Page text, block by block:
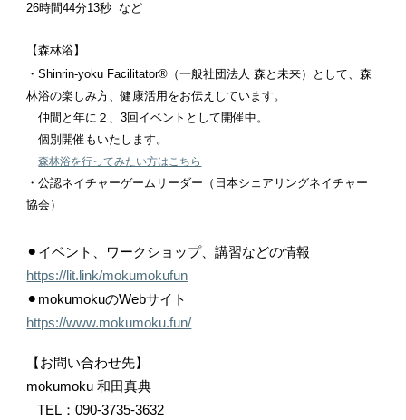
26時間44分13秒 など
【森林浴】
・Shinrin-yoku Facilitator®︎（一般社団法人 森と未来）として、森
林浴の楽しみ方、健康活用をお伝えしています。
仲間と年に２、3回イベントとして開催中。
個別開催もいたします。
森林浴を行ってみたい方はこちら
・公認ネイチャーゲームリーダー（日本シェアリングネイチャー
協会）
⚫︎イベント、ワークショップ、講習などの情報
https://lit.link/mokumokufun
⚫︎mokumokuのWebサイト
https://www.mokumoku.fun/
【お問い合わせ先】
mokumoku 和田真典
TEL：090-3735-3632